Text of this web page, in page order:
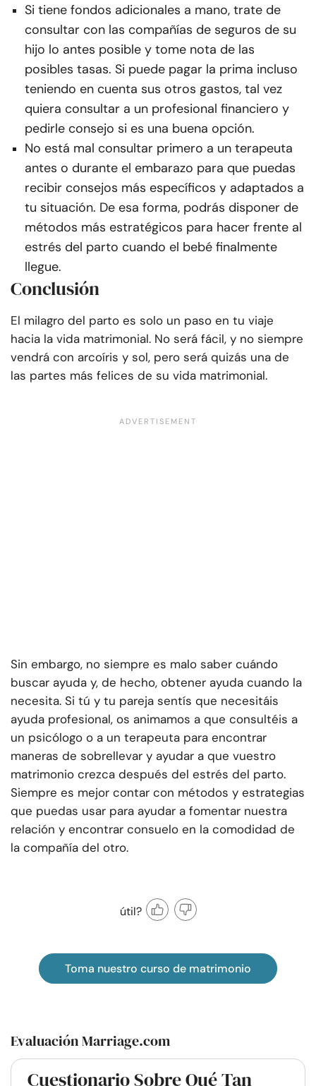
Si tiene fondos adicionales a mano, trate de
consultar con las compañías de seguros de su
hijo lo antes posible y tome nota de las
posibles tasas. Si puede pagar la prima incluso
teniendo en cuenta sus otros gastos, tal vez
quiera consultar a un profesional financiero y
pedirle consejo si es una buena opción.
No está mal consultar primero a un terapeuta
antes o durante el embarazo para que puedas
recibir consejos más específicos y adaptados a
tu situación. De esa forma, podrás disponer de
métodos más estratégicos para hacer frente al
estrés del parto cuando el bebé finalmente
llegue.
Conclusión
El milagro del parto es solo un paso en tu viaje
hacia la vida matrimonial. No será fácil, y no siempre
vendrá con arcoíris y sol, pero será quizás una de
las partes más felices de su vida matrimonial.
Sin embargo, no siempre es malo saber cuándo
buscar ayuda y, de hecho, obtener ayuda cuando la
necesita. Si tú y tu pareja sentís que necesitáis
ayuda profesional, os animamos a que consultéis a
un psicólogo o a un terapeuta para encontrar
maneras de sobrellevar y ayudar a que vuestro
matrimonio crezca después del estrés del parto.
Siempre es mejor contar con métodos y estrategias
que puedas usar para ayudar a fomentar nuestra
relación y encontrar consuelo en la comodidad de
la compañía del otro.
útil?
Toma nuestro curso de matrimonio
Evaluación Marriage.com
Cuestionario Sobre Qué Tan